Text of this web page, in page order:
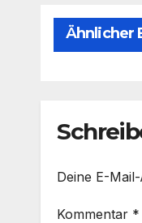
Ähnlicher
Deine E-
Kommentar *